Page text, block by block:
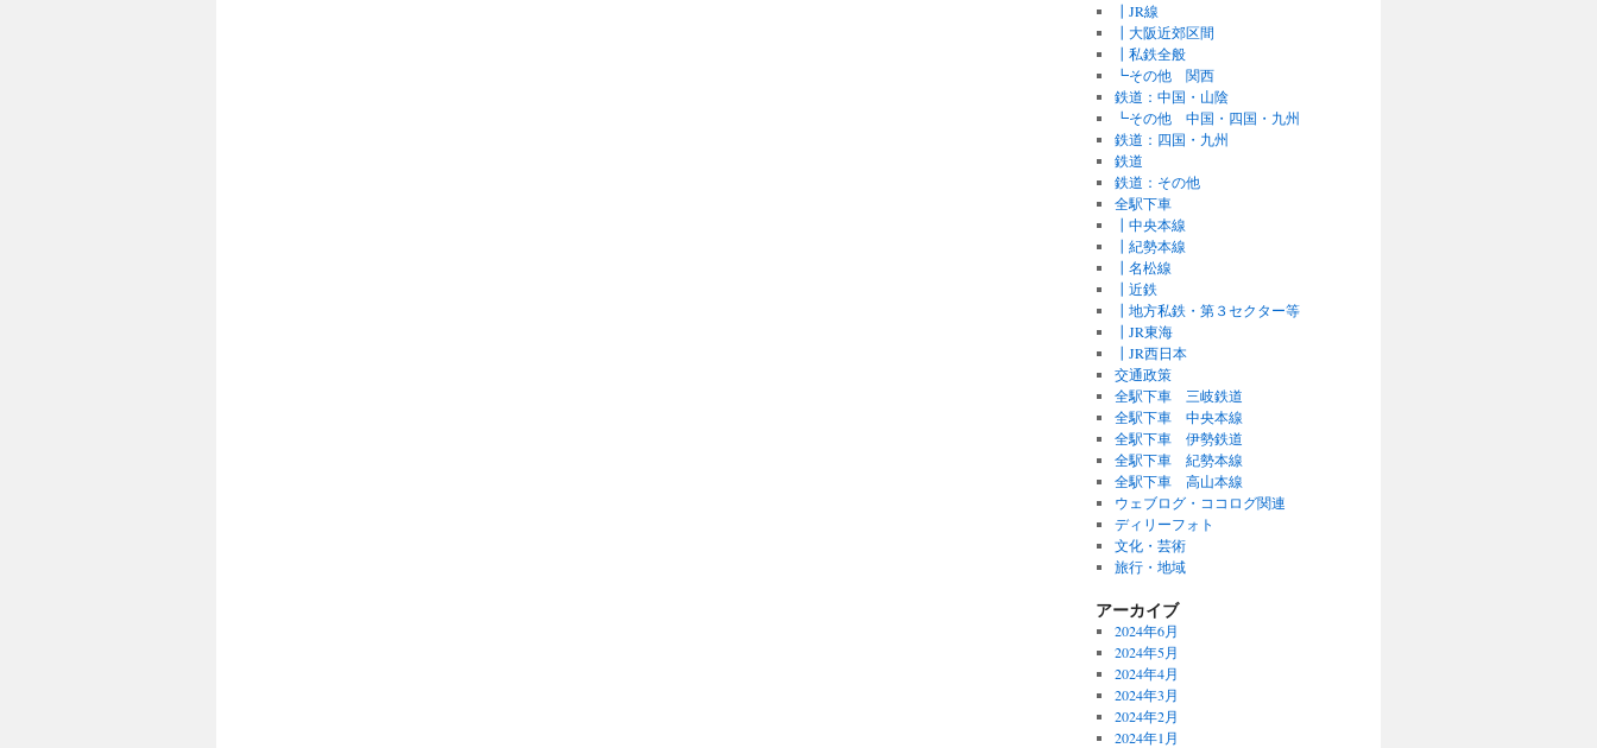
┃JR線
┃大阪近郊区間
┃私鉄全般
┗その他 関西
鉄道：中国・山陰
┗その他 中国・四国・九州
鉄道：四国・九州
鉄道
鉄道：その他
全駅下車
┃中央本線
┃紀勢本線
┃名松線
┃近鉄
┃地方私鉄・第３セクター等
┃JR東海
┃JR西日本
交通政策
全駅下車 三岐鉄道
全駅下車 中央本線
全駅下車 伊勢鉄道
全駅下車 紀勢本線
全駅下車 高山本線
ウェブログ・ココログ関連
ディリーフォト
文化・芸術
旅行・地域
アーカイブ
2024年6月
2024年5月
2024年4月
2024年3月
2024年2月
2024年1月